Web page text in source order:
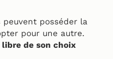
posséder la
pour une autre.
libre de son choix